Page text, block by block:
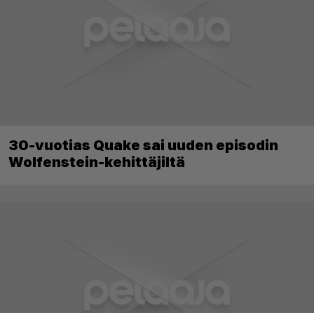
30-vuotias Quake sai uuden episodin
Wolfenstein-kehittäjiltä